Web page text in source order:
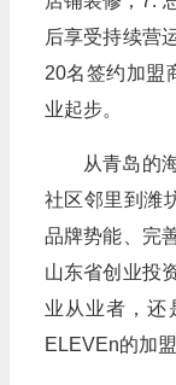
后享受持续营
20名签约加盟
业起步。
从青岛的
社区邻里到潍
品牌势能、完
山东省创业投
业从业者，还
ELEVEn的加